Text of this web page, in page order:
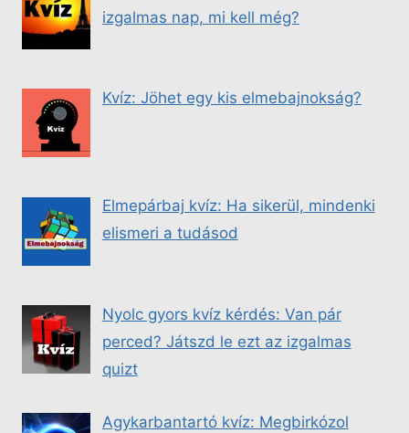
izgalmas nap, mi kell még?
Kvíz: Jöhet egy kis elmebajnokság?
Elmepárbaj kvíz: Ha sikerül, mindenki
elismeri a tudásod
Nyolc gyors kvíz kérdés: Van pár
perced? Játszd le ezt az izgalmas
quizt
Agykarbantartó kvíz: Megbirkózol